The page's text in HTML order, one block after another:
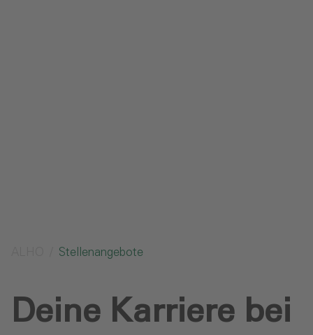
Stellenangebote
Deine Karriere bei